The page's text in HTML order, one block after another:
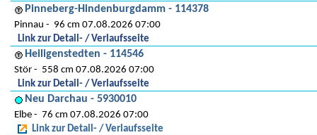
Pinneberg-Hindenburgdamm - 114378
Pinnau
96 cm 07.08.2026 07:00
Link zur Detail- / Verlaufsseite
Heiligenstedten - 114546
Stör
558 cm 07.08.2026 07:00
Link zur Detail- / Verlaufsseite
Neu Darchau - 5930010
Elbe
76 cm 07.08.2026 07:00
Link zur Detail- / Verlaufsseite